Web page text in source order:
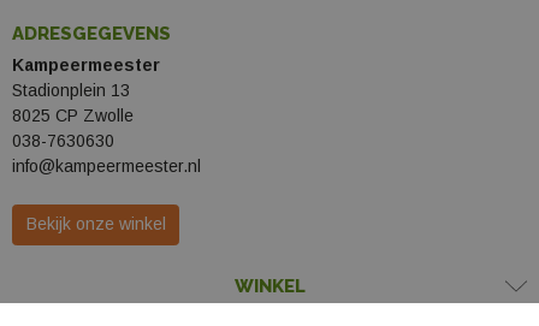
ADRESGEGEVENS
Kampeermeester
Stadionplein 13
8025 CP Zwolle
038-7630630
info@kampeermeester.nl
Bekijk onze winkel
WINKEL